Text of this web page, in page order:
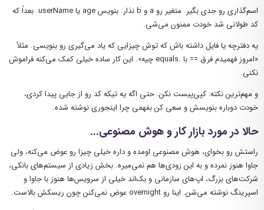
اسم‌گذاری رو جدی بگیر. متغیر روa و bنذار. بنویسage یاuserName. بعداً که
کد طولانی شد خودت ممنون می‌شی.
یه دفترچه یا فایل داشته باش که توش چیزایی که یاد می‌گیری رو بنویسی. مثلاً
«امروز فهمیدم فرق == با .equals
چیه». این کار ساده خیلی کمک می‌کنه فراموش
نکنی.
و مهم‌ترین نکته: کپی‌پیست نکن. حتی اگه یه تیکه کد رو از جایی پیدا کردی،
خودت دوباره بنویسش و سعی کن بفهمی چرا اینجوری نوشته شده.
حالا در مورد بازار کار و هوش مصنوعی...
راستش رو بخوای، هوش مصنوعی اومده و داره خیلی چیزا رو عوض می‌کنه، ولی
جاوا هنوز نمرده و به این زودی‌ها هم نمی‌میره. بخش زیادی از سیستم‌های بانکی،
شرکت‌های بزرگ، اپ‌های سازمانی و بک‌اند خیلی از سرویس‌ها هنوز با جاوا و
اسپرینگ نوشته می‌شن. اینا رو overnight عوض نمی‌کنن چون ریسکش بالاست.